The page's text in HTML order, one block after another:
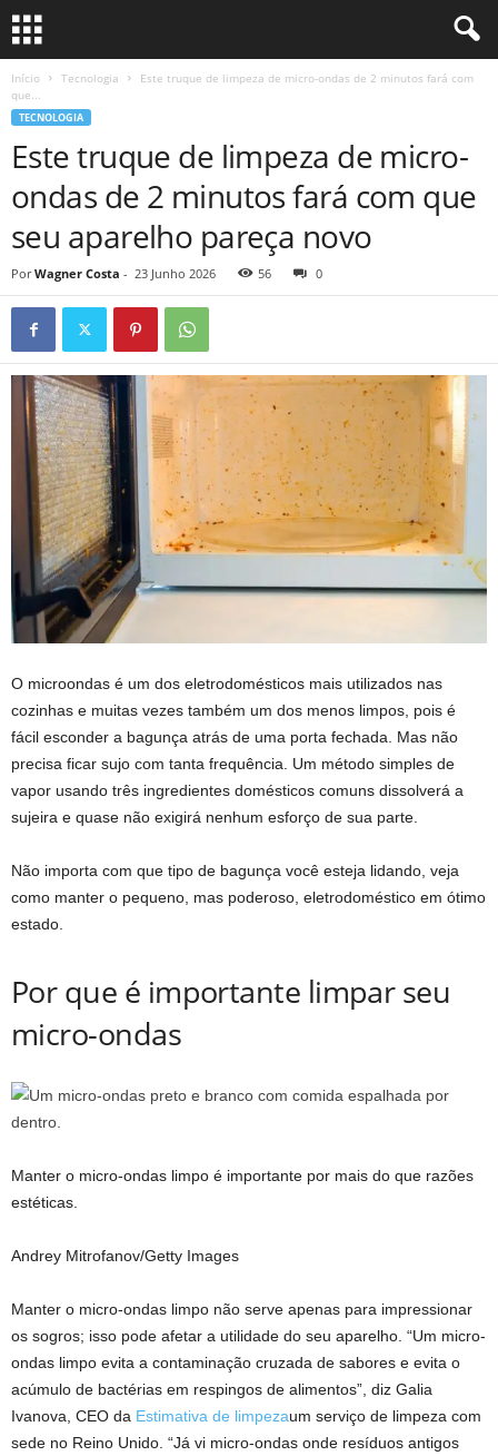
Início Tecnologia
Este truque de limpeza de micro-ondas de 2 minutos fará com
que...
TECNOLOGIA
Este truque de limpeza de micro-
ondas de 2 minutos fará com que
seu aparelho pareça novo
Por Wagner Costa - 23 Junho 2026 56 0
O microondas é um dos eletrodomésticos mais utilizados nas
cozinhas e muitas vezes também um dos menos limpos, pois é
fácil esconder a bagunça atrás de uma porta fechada. Mas não
precisa ficar sujo com tanta frequência. Um método simples de
vapor usando três ingredientes domésticos comuns dissolverá a
sujeira e quase não exigirá nenhum esforço de sua parte.
Não importa com que tipo de bagunça você esteja lidando, veja
como manter o pequeno, mas poderoso, eletrodoméstico em ótimo
estado.
Por que é importante limpar seu
micro-ondas
Manter o micro-ondas limpo é importante por mais do que razões
estéticas.
Andrey Mitrofanov/Getty Images
Manter o micro-ondas limpo não serve apenas para impressionar
os sogros; isso pode afetar a utilidade do seu aparelho. “Um micro-
ondas limpo evita a contaminação cruzada de sabores e evita o
acúmulo de bactérias em respingos de alimentos”, diz Galia
Ivanova, CEO da Estimativa de limpezaum serviço de limpeza com
sede no Reino Unido. “Já vi micro-ondas onde resíduos antigos